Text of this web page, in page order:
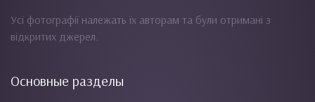
Усі фотографії належать їх авторам та були отримані з
відкритих джерел.
Основные разделы